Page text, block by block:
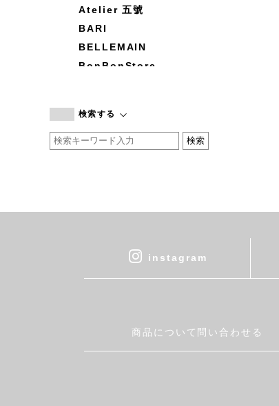
Atelier 五號
BARI
BELLEMAIN
BonBonStore
by basics
CATWORTH
cohan
DEAN & DELUCA
Fatima Morocco
検索する
instagram
商品について問い合わせる